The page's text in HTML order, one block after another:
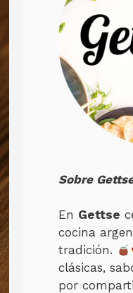
Sobre
En Gettse
cocina
tradición.
clásicas,
por